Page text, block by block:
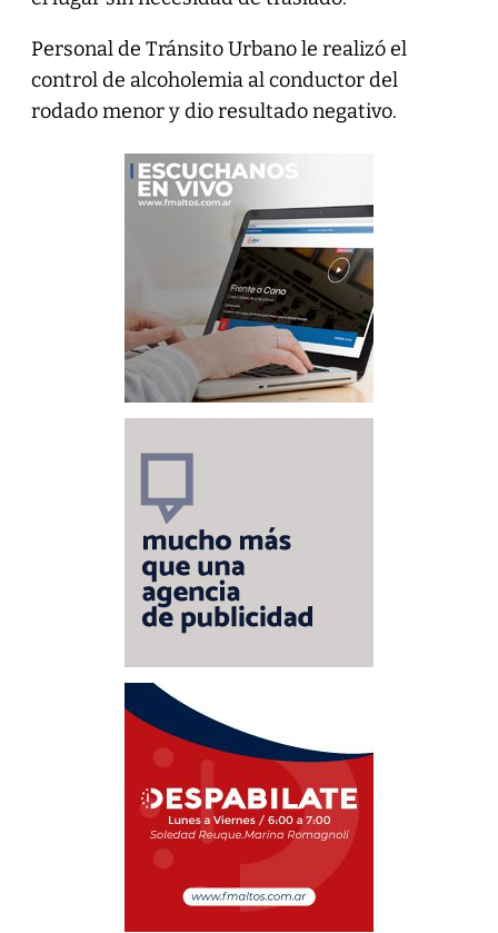
Personal de Tránsito Urbano le realizó el
control de alcoholemia al conductor del
rodado menor y dio resultado negativo.